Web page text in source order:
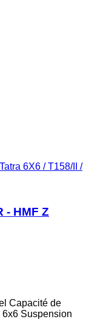
6X6 / T158/II /
- HMF Z
Capacité de
6x6 Suspension